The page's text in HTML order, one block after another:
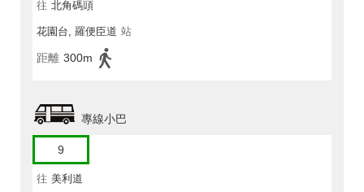
往 北角碼頭
花園台, 羅便臣道 站
距離 300m
專線小巴
9
往 美利道